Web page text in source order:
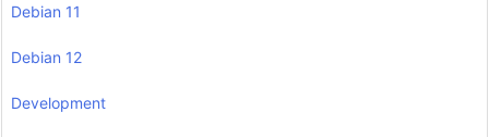
Debian 11
Debian 12
Development